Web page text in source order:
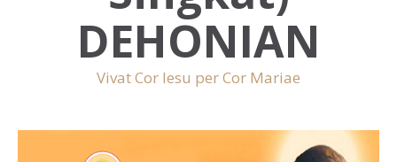
DEHONIAN
Vivat Cor Iesu per Cor Mariae